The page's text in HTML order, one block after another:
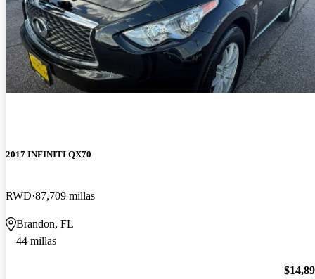
2017 INFINITI QX70
RWD 87,709 millas
Brandon, FL
44 millas